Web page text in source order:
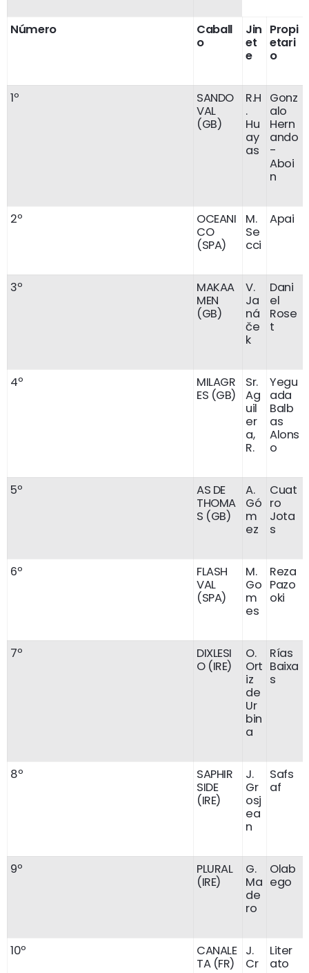
Número
Caball
o
Jin
et
e
Propi
etari
o
1º
SANDO
VAL
(GB)
R.H
.
Hu
ay
as
Gonz
alo
Hern
ando
-
Aboi
n
2º
OCEANI
CO
(SPA)
M.
Se
cci
Apai
3º
MAKAA
MEN
(GB)
V.
Ja
ná
če
k
Dani
el
Rose
t
4º
MILAGR
ES (GB)
Sr.
Ag
uil
er
a,
R.
Yegu
ada
Balb
as
Alons
o
5º
AS DE
THOMA
S (GB)
A.
Gó
m
ez
Cuat
ro
Jota
s
6º
FLASH
VAL
(SPA)
M.
Go
m
es
Reza
Pazo
oki
7º
DIXLESI
O (IRE)
O.
Ort
iz
de
Ur
bin
a
Rías
Baixa
s
8º
SAPHIR
SIDE
(IRE)
J.
Gr
osj
ea
n
Safs
af
9º
PLURAL
(IRE)
G.
Ma
de
ro
Olab
ego
10º
CANALE
TA (FR)
J.
Cr
Liter
ato